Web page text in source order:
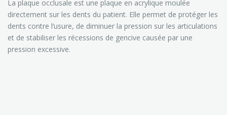
La plaque occlusale est une plaque en acrylique moulée
directement sur les dents du patient. Elle permet de protéger les
dents contre l’usure, de diminuer la pression sur les articulations
et de stabiliser les récessions de gencive causée par une
pression excessive.